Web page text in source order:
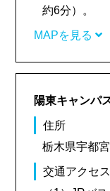
約6分）。
MAPを見る
陽東キャンパ
住所
栃木県宇都
交通アクセス